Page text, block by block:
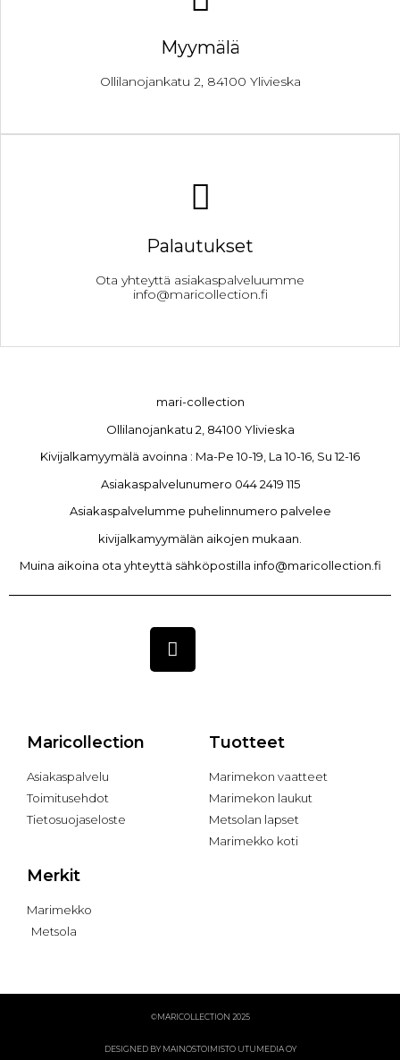
Myymälä
Ollilanojankatu 2, 84100 Ylivieska
Palautukset
Ota yhteyttä asiakaspalveluumme
info@maricollection.fi
mari-collection
Ollilanojankatu 2, 84100 Ylivieska
Kivijalkamyymälä avoinna : Ma-Pe 10-19, La 10-16, Su 12-16
Asiakaspalvelunumero 044 2419 115
Asiakaspalvelumme puhelinnumero palvelee
kivijalkamyymälän aikojen mukaan.
Muina aikoina ota yhteyttä sähköpostilla info@maricollection.fi
Maricollection
Asiakaspalvelu
Toimitusehdot
Tietosuojaseloste
Tuotteet
Marimekon vaatteet
Marimekon laukut
Metsolan lapset
Marimekko koti
Merkit
Marimekko
Metsola
©MARICOLLECTION 2025
DESIGNED BY MAINOSTOIMISTO UTUMEDIA OY